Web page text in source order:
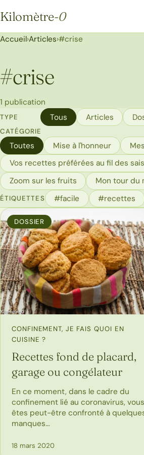
Kilomètre-0
Kilomètre-0
Accueil›Articles›#crise
#crise
1 publication
TYPE Tous Articles
CATÉGORIE
Toutes Mise à l'honneur
Vos recettes préférées au fil des
Zoom sur les fruits
Mon tour du
ÉTIQUETTES #facile #recettes
DOSSIER
CONFINEMENT, JE FAIS QUOI EN
CUISINE ?
Recettes fond de placard,
garage ou congélateur
En ce moment, dans le cadre du
confinement lié au coronavirus, vous
êtes peut-être confronté à
manques…
18 mars 2020